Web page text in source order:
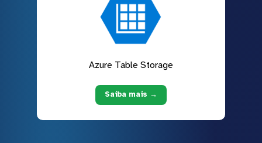
Azure Table Storage
Saiba mais →